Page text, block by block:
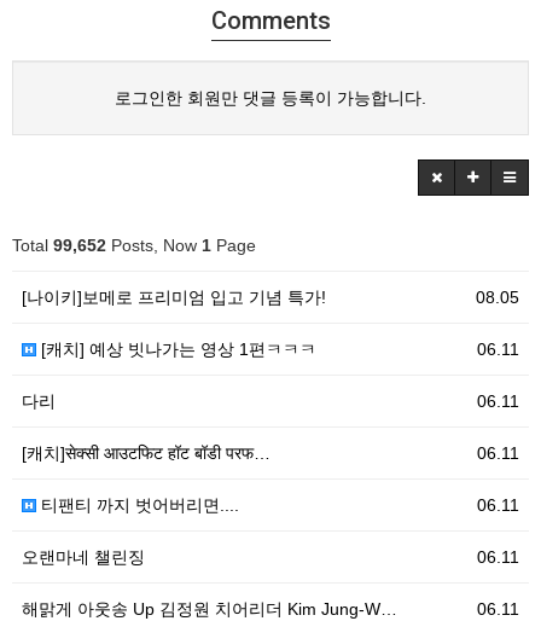
Comments
로그인한 회원만 댓글 등록이 가능합니다.
Total 99,652 Posts, Now 1 Page
08.05
[나이키]보메로 프리미엄 입고 기념 특가!
06.11
[캐치] 예상 빗나가는 영상 1편ㅋㅋㅋ
06.11
다리
06.11
[캐치]सेक्सी आउटफिट हॉट बॉडी परफ…
06.11
티팬티 까지 벗어버리면....
06.11
오랜마네 챌린징
06.11
해맑게 아웃송 Up 김정원 치어리더 Kim Jung-W…